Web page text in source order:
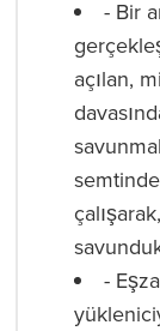
- Bir
açılan,
-